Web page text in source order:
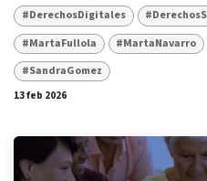
#DerechosDigitales
#MartaFullola
#MartaNavarro
#SandraGomez
13 feb 2026